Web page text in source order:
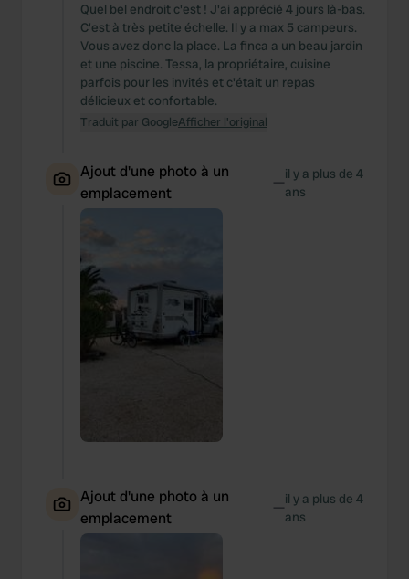
Quel bel endroit c'est ! J'ai apprécié 4 jours là-bas.
C'est à très petite échelle. Il y a max 5 campeurs.
Vous avez donc la place. La finca a un beau jardin
et une piscine. Tessa, la propriétaire, cuisine
parfois pour les invités et c'était un repas
délicieux et confortable.
Traduit par GoogleAfficher l'original
Ajout d'une photo à un
emplacement
—il y a plus de 4
ans
Ajout d'une photo à un
emplacement
—il y a plus de 4
ans